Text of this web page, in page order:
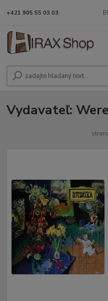
+421 905 55 03 03
Vydavateľ: